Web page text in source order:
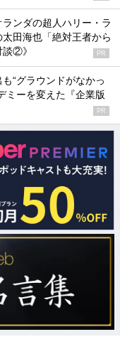
ンダの超人ハリー・ラ
田海也「絶対王者から
談②》
PR
“グラウンドがなかっ
ミーを変えた『企業版
PR